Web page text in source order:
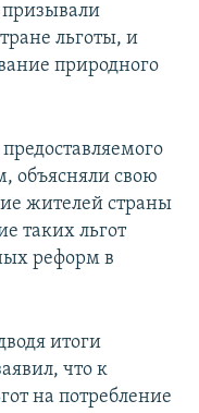
льготы, и
природного
объясняли свою
жителей страны
таких льгот
реформ в
итоги
что к
на потребление